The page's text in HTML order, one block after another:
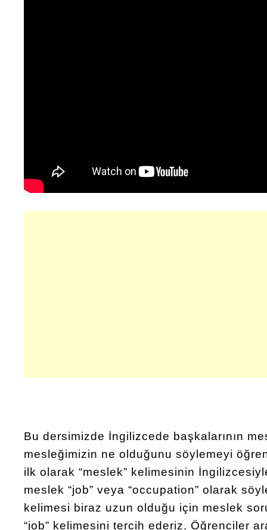
Bu dersimizde İngilizcede başkalarının
mesleğimizin ne olduğunu söylemeyi
ilk olarak “meslek” kelimesinin
meslek “job” veya “occupation” olarak
kelimesi biraz uzun olduğu için meslek
“job” kelimesini tercih ederiz. Öğrenciler